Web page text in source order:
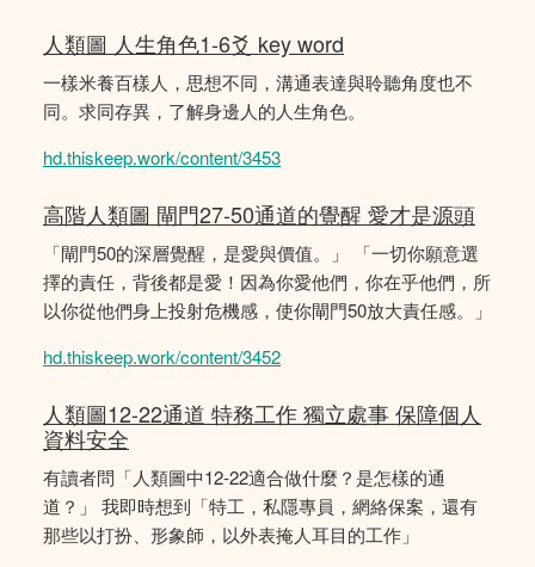
人類圖 人生角色1-6爻 key word
一樣米養百樣人，思想不同，溝通表達與聆聽角度也不
同。求同存異，了解身邊人的人生角色。
hd.thiskeep.work/content/3453
高階人類圖 閘門27-50通道的覺醒 愛才是源頭
「閘門50的深層覺醒，是愛與價值。」 「一切你願意選
擇的責任，背後都是愛！因為你愛他們，你在乎他們，所
以你從他們身上投射危機感，使你閘門50放大責任感。」
hd.thiskeep.work/content/3452
人類圖12-22通道 特務工作 獨立處事 保障個人
資料安全
有讀者問「人類圖中12-22適合做什麼？是怎樣的通
道？」 我即時想到「特工，私隱專員，網絡保案，還有
那些以打扮、形象師，以外表掩人耳目的工作」